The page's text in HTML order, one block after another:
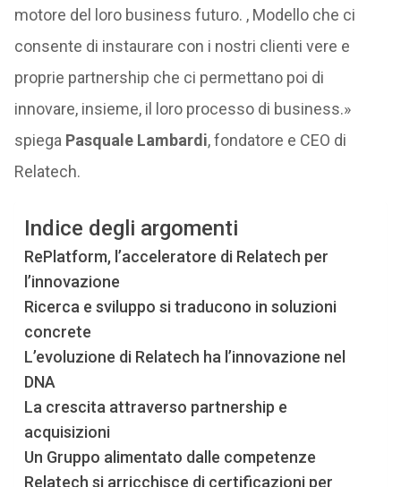
motore del loro business futuro. , Modello che ci
consente di instaurare con i nostri clienti vere e
proprie partnership che ci permettano poi di
innovare, insieme, il loro processo di business.»
spiega Pasquale Lambardi, fondatore e CEO di
Relatech.
Indice degli argomenti
RePlatform, l’acceleratore di Relatech per
l’innovazione
Ricerca e sviluppo si traducono in soluzioni
concrete
L’evoluzione di Relatech ha l’innovazione nel
DNA
La crescita attraverso partnership e
acquisizioni
Un Gruppo alimentato dalle competenze
Relatech si arricchisce di certificazioni per